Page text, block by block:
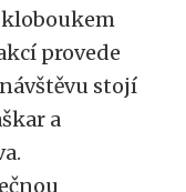
kloboukem
provede
stojí
a